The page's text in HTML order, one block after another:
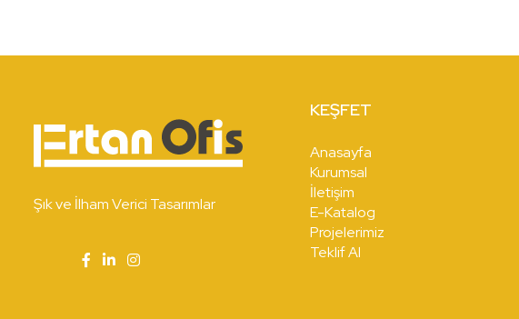
Şık ve İlham Verici Tasarımlar
KEŞFET
Anasayfa
Kurumsal
İletişim
E-Katalog
Projelerimiz
Teklif Al